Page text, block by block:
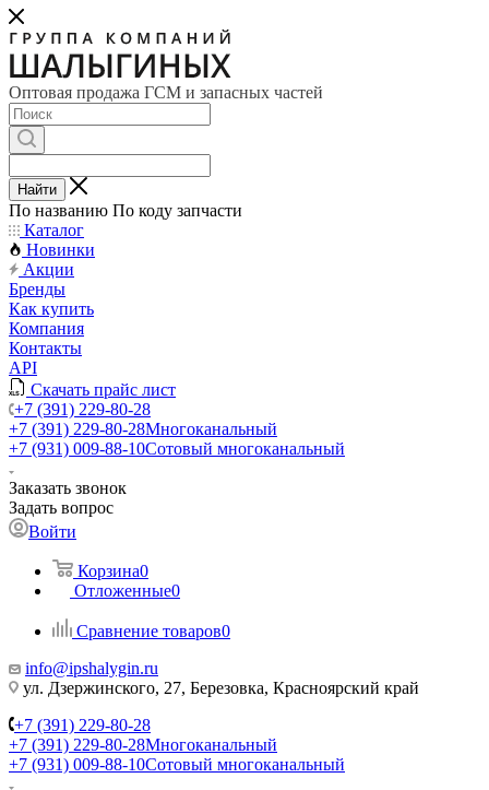
Оптовая продажа ГСМ и запасных частей
Найти
По названию По коду запчасти
Каталог
Новинки
Акции
Бренды
Как купить
Компания
Контакты
API
Скачать прайс лист
+7 (391) 229-80-28
+7 (391) 229-80-28Многоканальный
+7 (931) 009-88-10Сотовый многоканальный
Заказать звонок
Задать вопрос
Войти
Корзина0
Отложенные0
Сравнение товаров0
info@ipshalygin.ru
ул. Дзержинского, 27, Березовка, Красноярский край
+7 (391) 229-80-28
+7 (391) 229-80-28Многоканальный
+7 (931) 009-88-10Сотовый многоканальный